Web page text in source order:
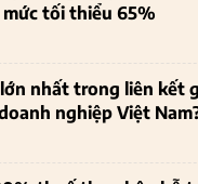
tối thiểu 65%
nhất trong liên kết
nghiệp Việt